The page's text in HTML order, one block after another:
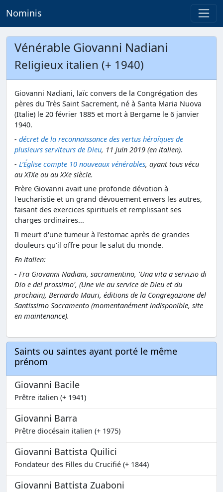
Nominis
Vénérable Giovanni Nadiani
Religieux italien (+ 1940)
Giovanni Nadiani, laïc convers de la Congrégation des
pères du Très Saint Sacrement, né à Santa Maria Nuova
(Italie) le 20 février 1885 et mort à Bergame le 6 janvier
1940.
- décret de la reconnaissance des vertus héroïques de
plusieurs serviteurs de Dieu, 11 juin 2019 (en italien).
- L’Église compte 10 nouveaux vénérables, ayant tous vécu
au XIXe ou au XXe siècle.
Frère Giovanni avait une profonde dévotion à
l'eucharistie et un grand dévouement envers les autres,
faisant des exercices spirituels et remplissant ses
charges ordinaires...
Il meurt d'une tumeur à l'estomac après de grandes
douleurs qu'il offre pour le salut du monde.
En italien:
- Fra Giovanni Nadiani, sacramentino, 'Una vita a servizio di
Dio e del prossimo', (Une vie au service de Dieu et du
prochain), Bernardo Mauri, éditions de la Congregazione del
Santissimo Sacramento (momentanément indisponible, site
en maintenance).
Saints ou saintes ayant porté le même
prénom
Giovanni Bacile
Prêtre italien (+ 1941)
Giovanni Barra
Prêtre diocésain italien (+ 1975)
Giovanni Battista Quilici
Fondateur des Filles du Crucifié (+ 1844)
Giovanni Battista Zuaboni